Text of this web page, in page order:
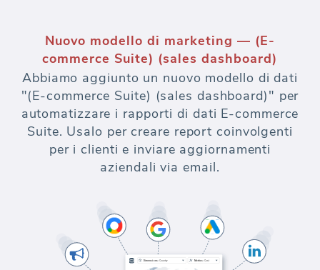
Nuovo modello di marketing — (E-
commerce Suite) (sales dashboard)
Abbiamo aggiunto un nuovo modello di dati
"(E-commerce Suite) (sales dashboard)" per
automatizzare i rapporti di dati E-commerce
Suite. Usalo per creare report coinvolgenti
per i clienti e inviare aggiornamenti
aziendali via email.